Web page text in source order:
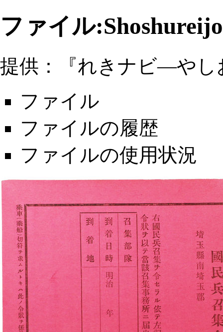
ファイル
提供：『れきナビ―やし
ファイル
ファイルの履歴
ファイルの使用状況